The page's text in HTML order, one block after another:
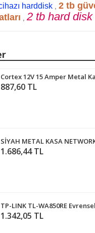
harddisk , 2 tb
, 2 tb hard disk
887,60 TL
SİYAH METAL KASA
1.686,44 TL
1.342,05 TL